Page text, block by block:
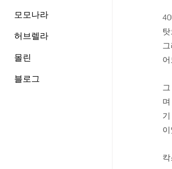
모모나라
허브렐라
몰린
블로그